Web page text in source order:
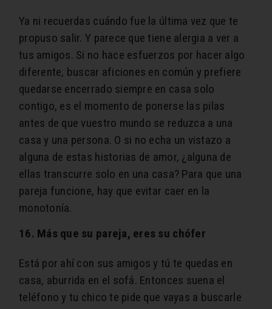
Ya ni recuerdas cuándo fue la última vez que te
propuso salir. Y parece que tiene alergia a ver a
tus amigos. Si no hace esfuerzos por hacer algo
diferente, buscar aficiones en común y prefiere
quedarse encerrado siempre en casa solo
contigo, es el momento de ponerse las pilas
antes de que vuestro mundo se reduzca a una
casa y una persona. O si no echa un vistazo a
alguna de estas historias de amor, ¿alguna de
ellas transcurre solo en una casa? Para que una
pareja funcione, hay que evitar caer en la
monotonía.
16. Más que su pareja, eres su chófer
Está por ahí con sus amigos y tú te quedas en
casa, aburrida en el sofá. Entonces suena el
teléfono y tu chico te pide que vayas a buscarle